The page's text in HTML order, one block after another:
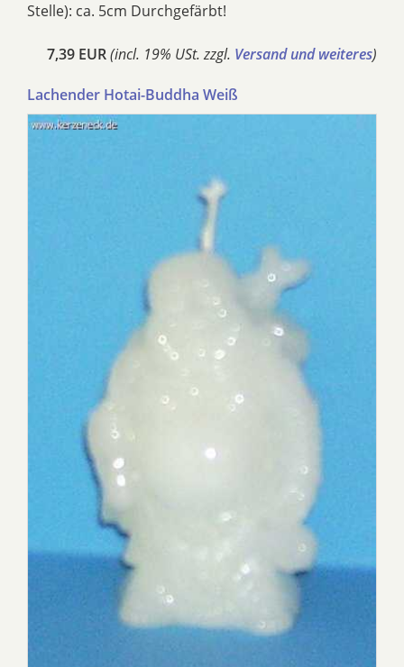
Stelle): ca. 5cm Durchgefärbt!
7,39 EUR(incl. 19% USt. zzgl. Versand und weiteres)
Lachender Hotai-Buddha Weiß